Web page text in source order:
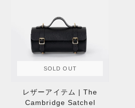
SOLD OUT
レザーアイテム | The
Cambridge Satchel